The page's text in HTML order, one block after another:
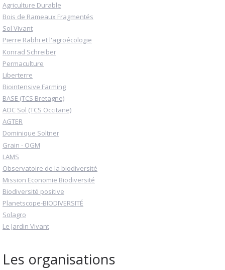
Agriculture Durable
Bois de Rameaux Fragmentés
Sol Vivant
Pierre Rabhi et l'agroécologie
Konrad Schreiber
Permaculture
Liberterre
Biointensive Farming
BASE (TCS Bretagne)
AOC Sol (TCS Occitane)
AGTER
Dominique Soltner
Grain - OGM
LAMS
Observatoire de la biodiversité
Mission Economie Biodiversité
Biodiversité positive
Planetscope-BIODIVERSITÉ
Solagro
Le Jardin Vivant
Les organisations